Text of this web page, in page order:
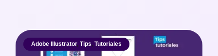
Adobe Illustrator, Tips, Tutoriales